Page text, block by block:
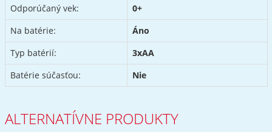
Odporúčaný vek:
0+
Na batérie:
Áno
Typ batérií:
3xAA
Batérie súčasťou:
Nie
ALTERNATÍVNE PRODUKTY